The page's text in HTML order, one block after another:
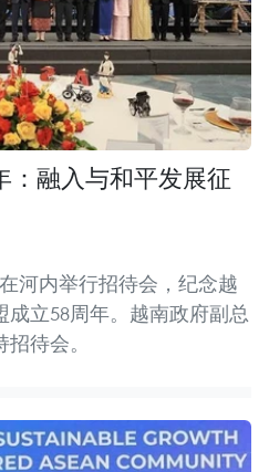
：融入与和平发展征
河内举行招待会，纪念越
成立58周年。越南政府副总
待会。